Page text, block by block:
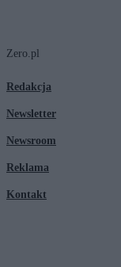
Zero.pl
Redakcja
Newsletter
Newsroom
Reklama
Kontakt